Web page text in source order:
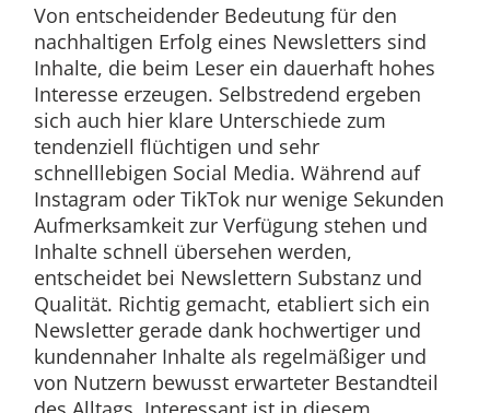
Von entscheidender Bedeutung für den
nachhaltigen Erfolg eines Newsletters sind
Inhalte, die beim Leser ein dauerhaft hohes
Interesse erzeugen. Selbstredend ergeben
sich auch hier klare Unterschiede zum
tendenziell flüchtigen und sehr
schnelllebigen Social Media. Während auf
Instagram oder TikTok nur wenige Sekunden
Aufmerksamkeit zur Verfügung stehen und
Inhalte schnell übersehen werden,
entscheidet bei Newslettern Substanz und
Qualität. Richtig gemacht, etabliert sich ein
Newsletter gerade dank hochwertiger und
kundennaher Inhalte als regelmäßiger und
von Nutzern bewusst erwarteter Bestandteil